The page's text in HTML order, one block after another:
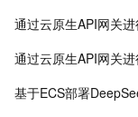
通过云原生API网关
通过云原生API网关
基于ECS部署